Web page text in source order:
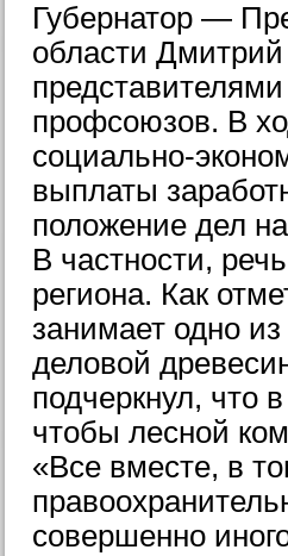
Губернатор —
области
профсоюзов. В
социально-
выплаты
положение дел
В частности,
региона. Как
занимает одно
деловой
подчеркнул, что
чтобы лесной
«Все вместе, в
совершенно